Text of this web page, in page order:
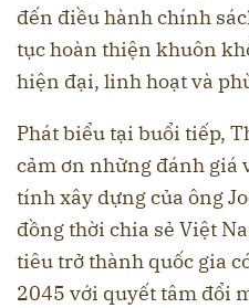
đến điều hành chính
tục hoàn thiện khuôn
hiện đại, linh hoạt và
Phát biểu tại buổi tiếp,
cảm ơn những đánh giá
tính xây dựng của ông
đồng thời chia sẻ Việt
tiêu trở thành quốc gia
2045 với quyết tâm đổi